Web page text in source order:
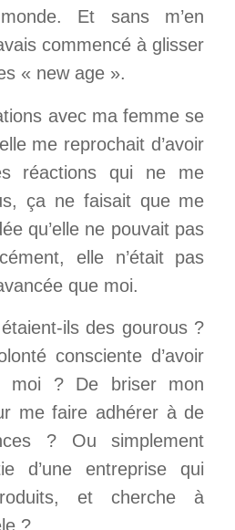
Et sans m’en
commencé à glisser
« new age ».
avec ma femme se
me reprochait d’avoir
réactions qui ne me
ça ne faisait que me
qu’elle ne pouvait pas
elle n’était pas
que moi.
ils des gourous ?
consciente d’avoir
moi ? De briser mon
me faire adhérer à de
? Ou simplement
d’une entreprise qui
et cherche à
?